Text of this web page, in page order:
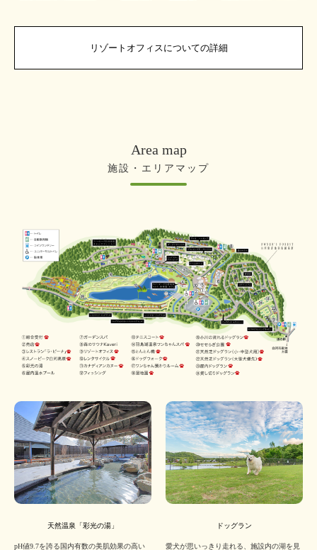
リゾートオフィスについての詳細
Area map
施設・エリアマップ
天然温泉「彩光の湯」
pH値9.7を誇る国内有数の美肌効果の高い
ドッグラン
愛犬が思いっきり走れる、施設内の湖を見